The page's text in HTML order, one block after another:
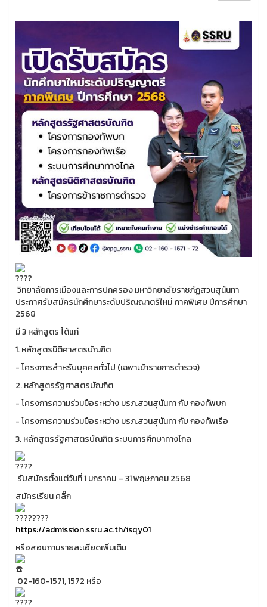
วิทยาลัยการเมืองและการปกครอง มหาวิทยาลัยราชภัฏสวนสุนันทา
ประกาศรับสมัครนักศึกษาระดับปริญญาตรีใหม่ ภาคพิเศษ ปีการศึกษา
2568
มี 3 หลักสูตร ได้แก่
1. หลักสูตรนิติศาสตรบัณฑิต
- โครงการสำหรับบุคคลทั่วไป (เฉพาะข้าราชการตำรวจ)
2. หลักสูตรรัฐศาสตรบัณฑิต
- โครงการความร่วมมือระหว่าง มรภ.สวนสุนันทา กับ กองทัพบก
- โครงการความร่วมมือระหว่าง มรภ.สวนสุนันทา กับ กองทัพเรือ
3. หลักสูตรรัฐศาสตรบัณฑิต ระบบการศึกษาทางไกล
รับสมัครตั้งแต่วันที่ 1 มกราคม – 31 พฤษภาคม 2568
สมัครเรียน คลิ๊ก
https://admission.ssru.ac.th/isqy01
หรือสอบถามรายละเอียดเพิ่มเติม
02-160-1571, 1572 หรือ